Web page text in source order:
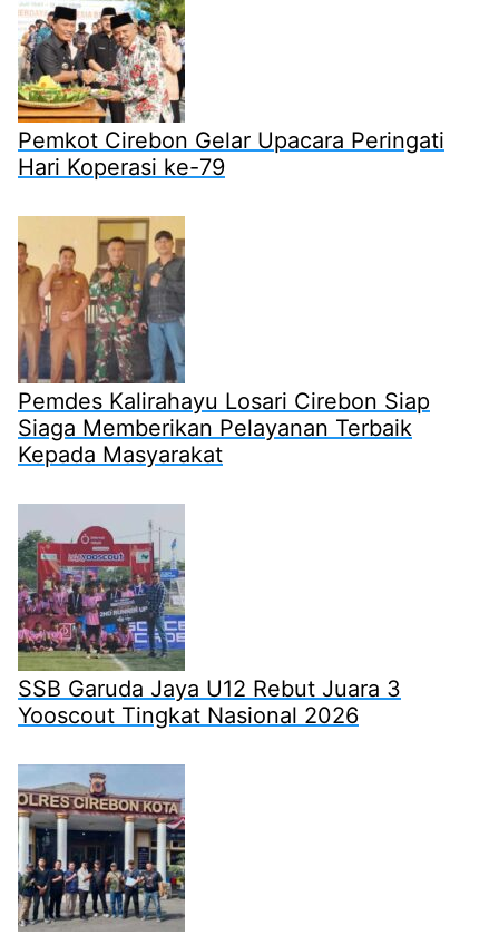
Pemkot Cirebon Gelar Upacara Peringati
Hari Koperasi ke-79
Pemdes Kalirahayu Losari Cirebon Siap
Siaga Memberikan Pelayanan Terbaik
Kepada Masyarakat
SSB Garuda Jaya U12 Rebut Juara 3
Yooscout Tingkat Nasional 2026